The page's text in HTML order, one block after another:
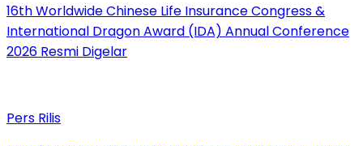
16th Worldwide Chinese Life Insurance Congress &
International Dragon Award (IDA) Annual Conference
2026 Resmi Digelar
Pers Rilis